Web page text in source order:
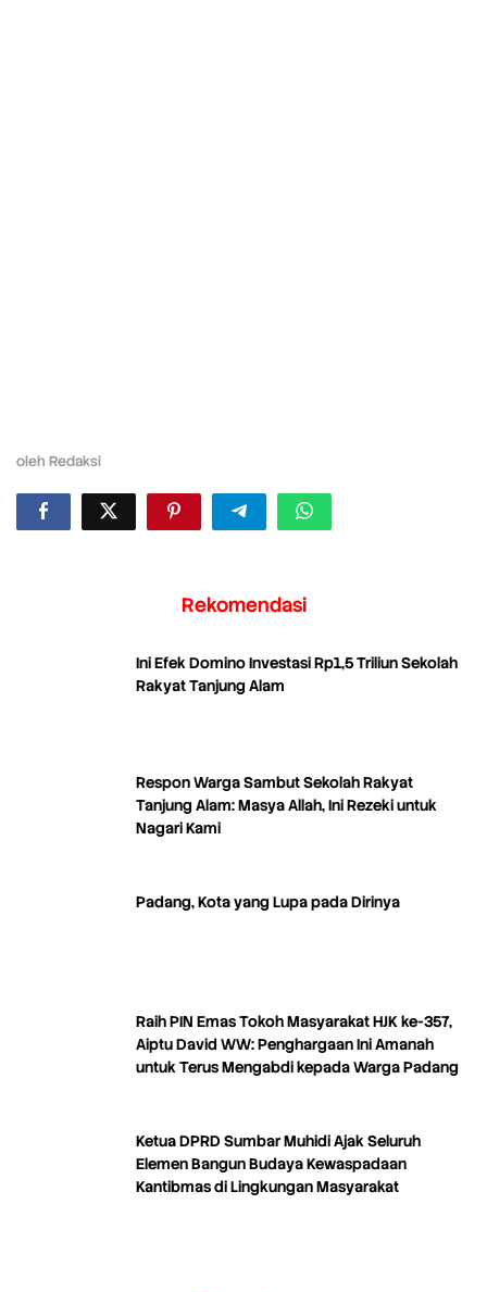
oleh Redaksi
Rekomendasi
Ini Efek Domino Investasi Rp1,5 Triliun Sekolah
Rakyat Tanjung Alam
Respon Warga Sambut Sekolah Rakyat
Tanjung Alam: Masya Allah, Ini Rezeki untuk
Nagari Kami
Padang, Kota yang Lupa pada Dirinya
Raih PIN Emas Tokoh Masyarakat HJK ke-357,
Aiptu David WW: Penghargaan Ini Amanah
untuk Terus Mengabdi kepada Warga Padang
Ketua DPRD Sumbar Muhidi Ajak Seluruh
Elemen Bangun Budaya Kewaspadaan
Kantibmas di Lingkungan Masyarakat